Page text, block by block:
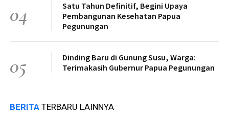
04
Satu Tahun Definitif, Begini Upaya
Pembangunan Kesehatan Papua
Pegunungan
05
Dinding Baru di Gunung Susu, Warga:
Terimakasih Gubernur Papua Pegunungan
BERITA TERBARU LAINNYA